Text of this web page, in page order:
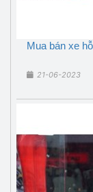
Mua bán xe
21-06-2023